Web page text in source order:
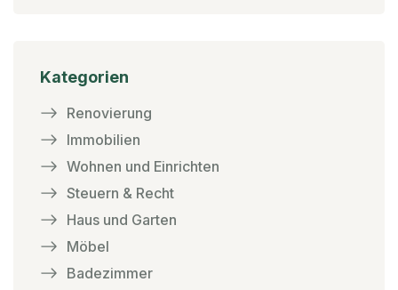
Kategorien
Renovierung
Immobilien
Wohnen und Einrichten
Steuern & Recht
Haus und Garten
Möbel
Badezimmer